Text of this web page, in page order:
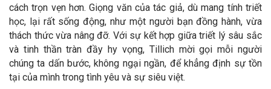
cách trọn vẹn hơn. Giọng văn của tác giả, dù mang tính triết
học, lại rất sống động, như một người bạn đồng hành, vừa
thách thức vừa nâng đỡ. Với sự kết hợp giữa triết lý sâu sắc
và tinh thần tràn đầy hy vọng, Tillich mời gọi mỗi người
chúng ta dấn bước, không ngại ngần, để khẳng định sự tồn
tại của mình trong tình yêu và sự siêu việt.